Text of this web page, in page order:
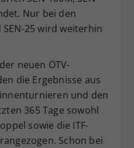
Nur bei den
25 wird weiterhin
neuen ÖTV-
die Ergebnisse aus
und den
365 Tage sowohl
sowie die ITF-
Schon bei